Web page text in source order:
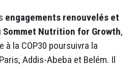
engagements renouvelés et
Sommet Nutrition for Growth,
à la COP30 poursuivra la
Addis-Abeba et Belém. Il